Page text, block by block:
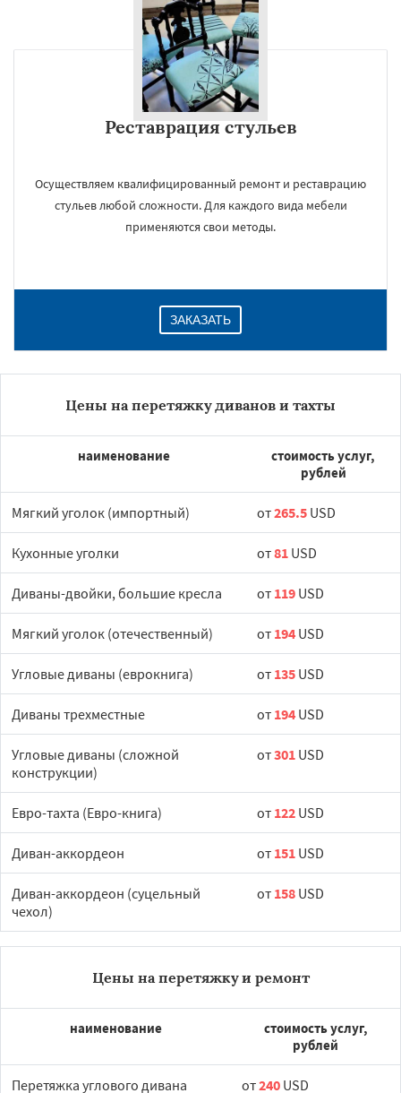
Реставрация стульев
Осуществляем квалифицированный ремонт и реставрацию
стульев любой сложности. Для каждого вида мебели
применяются свои методы.
ЗАКАЗАТЬ
Цены на перетяжку диванов и тахты
наименование
стоимость услуг,
рублей
Мягкий уголок (импортный) от265.5 USD
Кухонные уголки от81 USD
Диваны-двойки, большие кресла от 119 USD
Мягкий уголок (отечественный) от 194 USD
Угловые диваны (еврокнига) от 135 USD
Диваны трехместные от 194 USD
Угловые диваны (сложной
конструкции)
от301 USD
Евро-тахта (Евро-книга) от 122 USD
Диван-аккордеон от 151 USD
Диван-аккордеон (суцельный
чехол)
от 158 USD
Цены на перетяжку и ремонт
наименование
стоимость услуг,
рублей
Перетяжка углового дивана от240 USD